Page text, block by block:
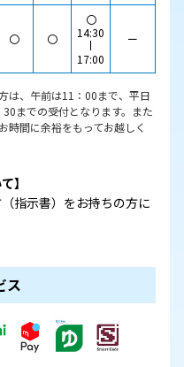
〇 〇
〇
14:30
17:00
ー
は、午前は11：00まで、平日
までの受付となります。また
時間に余裕をもってお越しく
】
指示書）をお持ちの方に
ス